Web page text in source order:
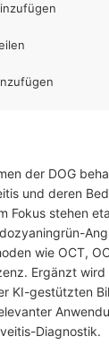
der DOG
und deren
Fokus stehen
wie OCT,
Ergänzt
KI-gestützten
Diagnostik.